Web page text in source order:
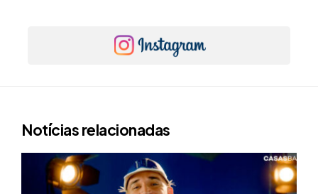
Notícias relacionadas